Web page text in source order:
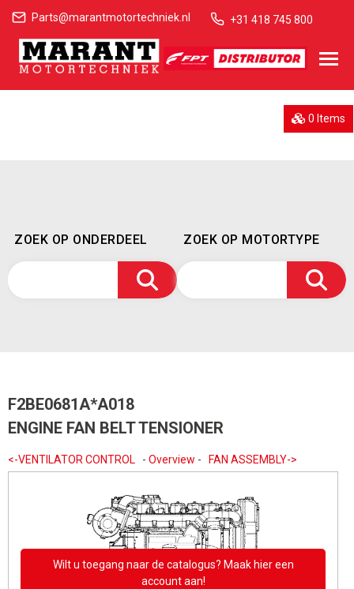
Parts@marantmotortechniek.nl +31 418 745 800
0 Items
ZOEK OP ONDERDEEL ZOEK OP MOTORTYPE
F2BE0681A*A018
ENGINE FAN BELT TENSIONER
<-VENTILATOR CONTROL - Overview - FAN ASSEMBLY->
Wilt u toegang naar de catalogus? Maak hier een
account aan!